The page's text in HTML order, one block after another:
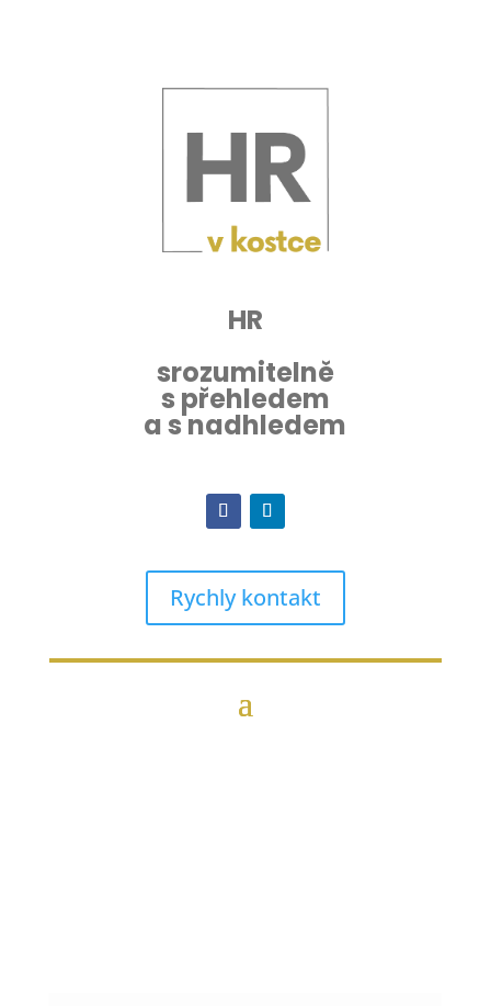
HR
srozumitelně
s přehledem
a s nadhledem
Rychly kontakt